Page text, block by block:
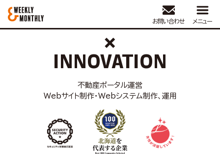
お問い合わせ メニュー
CUSTOMER FIRST
×
INNOVATION
不動産ポータル運営
Webサイト制作・Webシステム制作、運用